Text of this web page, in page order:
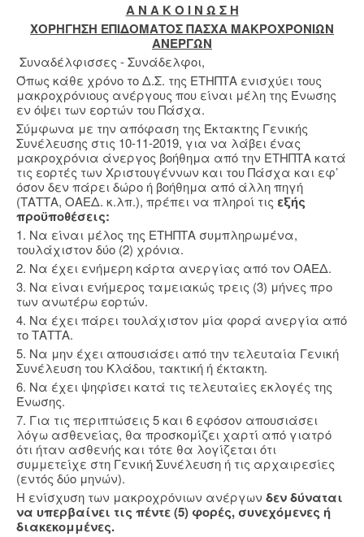
Α Ν Α Κ Ο Ι Ν Ω Σ Η
ΧΟΡΗΓΗΣΗ ΕΠΙΔΟΜΑΤΟΣ ΠΑΣΧΑ ΜΑΚΡΟΧΡΟΝΙΩΝ
ΑΝΕΡΓΩΝ
Συναδέλφισσες - Συνάδελφοι,
Όπως κάθε χρόνο το Δ.Σ. της ΕΤΗΠΤΑ ενισχύει τους
μακροχρόνιους ανέργους που είναι μέλη της Ένωσης
εν όψει των εορτών του Πάσχα.
Σύμφωνα με την απόφαση της Έκτακτης Γενικής
Συνέλευσης στις 10-11-2019, για να λάβει ένας
μακροχρόνια άνεργος βοήθημα από την ΕΤΗΠΤΑ κατά
τις εορτές των Χριστουγέννων και του Πάσχα και εφ’
όσον δεν πάρει δώρο ή βοήθημα από άλλη πηγή
(ΤΑΤΤΑ, ΟΑΕΔ. κ.λπ.), πρέπει να πληροί τις εξής
προϋποθέσεις:
1. Να είναι μέλος της ΕΤΗΠΤΑ συμπληρωμένα,
τουλάχιστον δύο (2) χρόνια.
2. Να έχει ενήμερη κάρτα ανεργίας από τον ΟΑΕΔ.
3. Να είναι ενήμερος ταμειακώς τρεις (3) μήνες προ
των ανωτέρω εορτών.
4. Να έχει πάρει τουλάχιστον μία φορά ανεργία από
το ΤΑΤΤΑ.
5. Να μην έχει απουσιάσει από την τελευταία Γενική
Συνέλευση του Κλάδου, τακτική ή έκτακτη.
6. Να έχει ψηφίσει κατά τις τελευταίες εκλογές της
Ένωσης.
7. Για τις περιπτώσεις 5 και 6 εφόσον απουσιάσει
λόγω ασθενείας, θα προσκομίζει χαρτί από γιατρό
ότι ήταν ασθενής και τότε θα λογίζεται ότι
συμμετείχε στη Γενική Συνέλευση ή τις αρχαιρεσίες
(εντός δύο μηνών).
Η ενίσχυση των μακροχρόνιων ανέργων δεν δύναται
να υπερβαίνει τις πέντε (5) φορές, συνεχόμενες ή
διακεκομμένες.